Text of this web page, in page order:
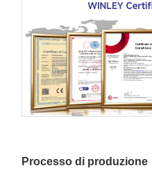
Processo di produzione